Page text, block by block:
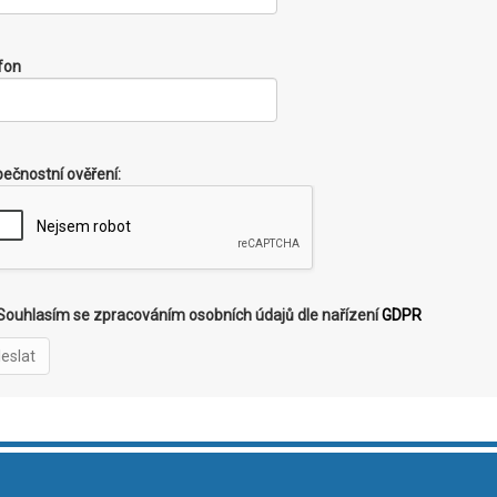
ověření:
se zpracováním osobních údajů dle nařízeníGDPR